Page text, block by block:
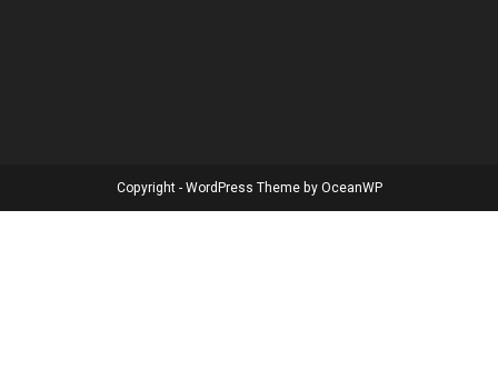
Copyright - WordPress Theme by OceanWP